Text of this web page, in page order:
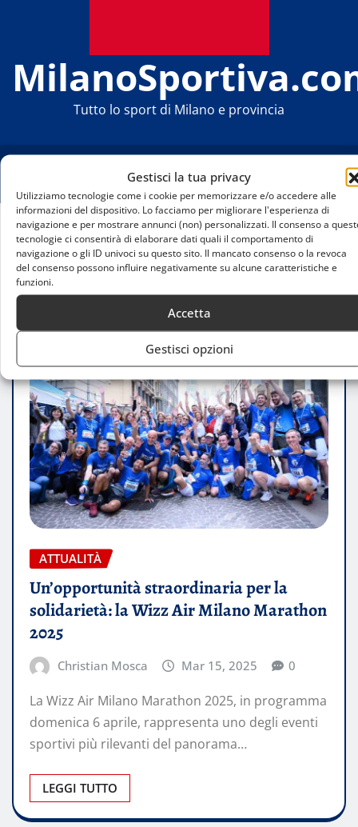
Gestisci la tua privacy
Utilizziamo tecnologie come i cookie per memorizzare e/o accedere alle
informazioni del dispositivo. Lo facciamo per migliorare l'esperienza di
navigazione e per mostrare annunci (non) personalizzati. Il consenso a
tecnologie ci consentirà di elaborare dati quali il comportamento di
navigazione o gli ID univoci su questo sito. Il mancato consenso o la revoca
del consenso possono influire negativamente su alcune caratteristiche e
funzioni.
Accetta
Gestisci opzioni
Tutto lo sport di Milano e provincia
Home
Un’opportunità straordinaria per la solidarietà: la
Wizz Air Milano Marathon 2025
ATTUALITÀ
Un’opportunità straordinaria per la
solidarietà: la Wizz Air Milano Marathon
2025
Christian Mosca Mar 15, 2025 0
La Wizz Air Milano Marathon 2025, in programma
domenica 6 aprile, rappresenta uno degli eventi
sportivi più rilevanti del panorama…
LEGGI TUTTO